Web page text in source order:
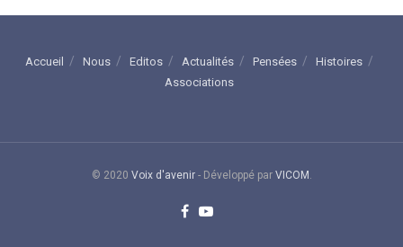
Accueil Nous Editos Actualités Pensées
Histoires
Associations
© 2020 Voix d'avenir- Développé par VICOM